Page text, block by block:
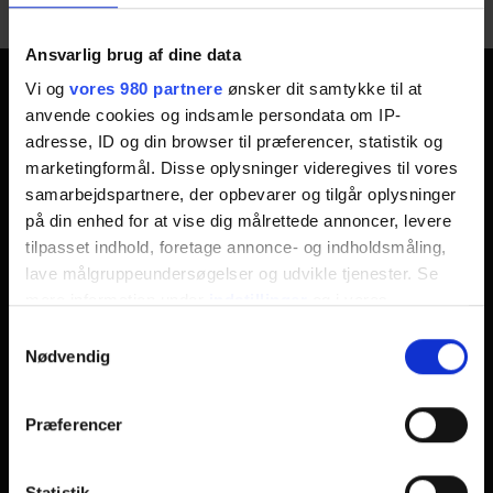
Ansvarlig brug af dine data
Vi og vores 980 partnere ønsker dit samtykke til at
anvende cookies og indsamle persondata om IP-
adresse, ID og din browser til præferencer, statistik og
marketingformål. Disse oplysninger videregives til vores
samarbejdspartnere, der opbevarer og tilgår oplysninger
på din enhed for at vise dig målrettede annoncer, levere
tilpasset indhold, foretage annonce- og indholdsmåling,
lave målgruppeundersøgelser og udvikle tjenester. Se
tilbage eller ændre indstillinger fra vores
"Cookiedeklaration", eller ved at trykke på "Privacy
Nødvendig
Præferencer
Odsherred Erhvervsforum
Odsherred Erhvervsforum
Vig Erhvervspark
Søndre Vænge 19c
4560 Vig
Tilmeld nyhedsbrev